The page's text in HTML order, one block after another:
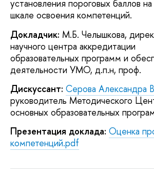
установления пороговых баллов
шкале освоения компетенций.
Докладчик: М.Б. Челышкова,
научного центра аккредитации
образовательных программ и
деятельности УМО, д.п.н, проф.
Дискуссант: Серова Александра
руководитель Методического
основных образовательных
Презентация доклада: Оценка
компетенций.pdf